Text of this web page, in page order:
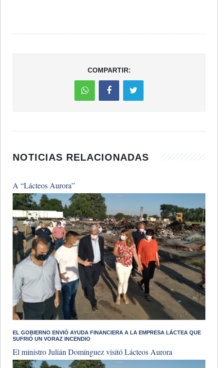
COMPARTIR:
NOTICIAS RELACIONADAS
A “Lácteos Aurora”
​EL GOBIERNO ENVIÓ AYUDA FINANCIERA A LA EMPRESA LÁCTEA QUE
SUFRIÓ UN VORAZ INCENDIO
El ministro Julián Domínguez visitó Lácteos Aurora